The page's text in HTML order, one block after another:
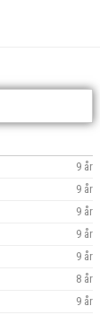
9 år
9 år
9 år
9 år
9 år
8 år
9 år